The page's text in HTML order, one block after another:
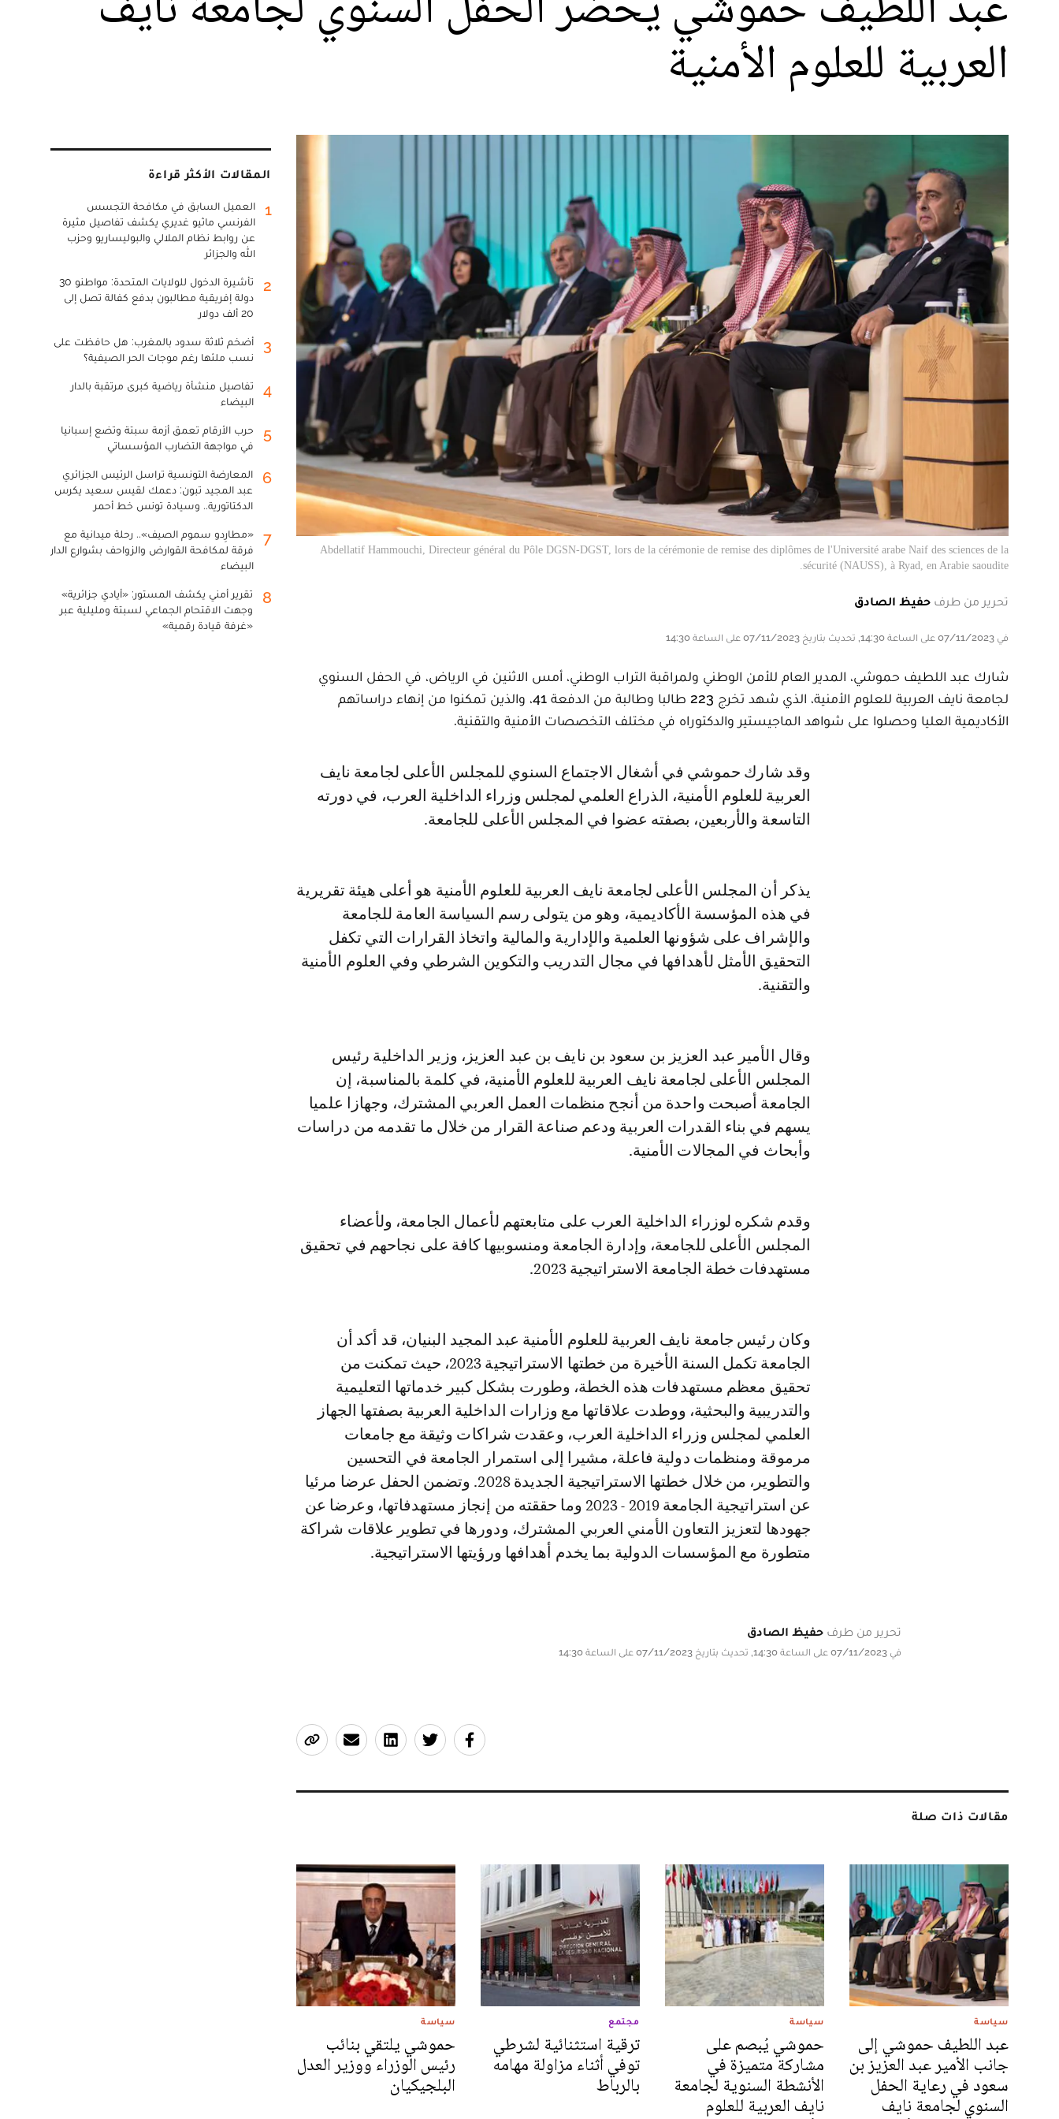
العربية للعلوم الأمنية
Abdellatif Hammouchi, Directeur général du Pôle DGSN-DGST, lors de la cérémonie de remise des diplômes de l'Université arabe Naif des sciences de la
sécurité (NAUSS), à Ryad, en Arabie saoudite.
تحرير من طرف حفيظ الصادق
في 07/11/2023 على الساعة 14:30, تحديث بتاريخ 07/11/2023 على الساعة 14:30
شارك عبد اللطيف حموشي، المدير العام للأمن الوطني ولمراقبة التراب الوطني، أمس الاثنين في الرياض، في الحفل السنوي
لجامعة نايف العربية للعلوم الأمنية، الذي شهد تخرج 223 طالبا وطالبة من الدفعة 41، والذين تمكنوا من إنهاء دراساتهم
الأكاديمية العليا وحصلوا على شواهد الماجيستير والدكتوراه في مختلف التخصصات الأمنية والتقنية.
وقد شارك حموشي في أشغال الاجتماع السنوي للمجلس الأعلى لجامعة نايف
العربية للعلوم الأمنية، الذراع العلمي لمجلس وزراء الداخلية العرب، في دورته
التاسعة والأربعين، بصفته عضوا في المجلس الأعلى للجامعة.
يذكر أن المجلس الأعلى لجامعة نايف العربية للعلوم الأمنية هو أعلى هيئة تقريرية
في هذه المؤسسة الأكاديمية، وهو من يتولى رسم السياسة العامة للجامعة
والإشراف على شؤونها العلمية والإدارية والمالية واتخاذ القرارات التي تكفل
التحقيق الأمثل لأهدافها في مجال التدريب والتكوين الشرطي وفي العلوم الأمنية
والتقنية.
وقال الأمير عبد العزيز بن سعود بن نايف بن عبد العزيز، وزير الداخلية رئيس
المجلس الأعلى لجامعة نايف العربية للعلوم الأمنية، في كلمة بالمناسبة، إن
الجامعة أصبحت واحدة من أنجح منظمات العمل العربي المشترك، وجهازا علميا
يسهم في بناء القدرات العربية ودعم صناعة القرار من خلال ما تقدمه من دراسات
وأبحاث في المجالات الأمنية.
وقدم شكره لوزراء الداخلية العرب على متابعتهم لأعمال الجامعة، ولأعضاء
المجلس الأعلى للجامعة، وإدارة الجامعة ومنسوبيها كافة على نجاحهم في تحقيق
مستهدفات خطة الجامعة الاستراتيجية 2023.
وكان رئيس جامعة نايف العربية للعلوم الأمنية عبد المجيد البنيان، قد أكد أن
الجامعة تكمل السنة الأخيرة من خطتها الاستراتيجية 2023، حيث تمكنت من
تحقيق معظم مستهدفات هذه الخطة، وطورت بشكل كبير خدماتها التعليمية
والتدريبية والبحثية، ووطدت علاقاتها مع وزارات الداخلية العربية بصفتها الجهاز
العلمي لمجلس وزراء الداخلية العرب، وعقدت شراكات وثيقة مع جامعات
مرموقة ومنظمات دولية فاعلة، مشيرا إلى استمرار الجامعة في التحسين
والتطوير، من خلال خطتها الاستراتيجية الجديدة 2028. وتضمن الحفل عرضا مرئيا
عن استراتيجية الجامعة 2019 - 2023 وما حققته من إنجاز مستهدفاتها، وعرضا عن
جهودها لتعزيز التعاون الأمني العربي المشترك، ودورها في تطوير علاقات شراكة
متطورة مع المؤسسات الدولية بما يخدم أهدافها ورؤيتها الاستراتيجية.
تحرير من طرف حفيظ الصادق
في 07/11/2023 على الساعة 14:30, تحديث بتاريخ 07/11/2023 على الساعة 14:30
مقالات ذات صلة
سياسة
عبد اللطيف حموشي إلى
جانب الأمير عبد العزيز بن
سعود في رعاية الحفل
السنوي لجامعة نايف
سياسة
حموشي يُبصم على
مشاركة متميزة في
الأنشطة السنوية لجامعة
نايف العربية للعلوم
مجتمع
ترقية استثنائية لشرطي
توفي أثناء مزاولة مهامه
بالرباط
سياسة
حموشي يلتقي بنائب
رئيس الوزراء ووزير العدل
البلجيكيان
المقالات الأكثر قراءة
1
العميل السابق في مكافحة التجسس
الفرنسي ماثيو غديري يكشف تفاصيل مثيرة
عن روابط نظام الملالي والبوليساريو وحزب
الله والجزائر
2
تأشيرة الدخول للولايات المتحدة: مواطنو 30
دولة إفريقية مطالبون بدفع كفالة تصل إلى
20 ألف دولار
3
أضخم ثلاثة سدود بالمغرب: هل حافظت على
نسب ملئها رغم موجات الحر الصيفية؟
4
تفاصيل منشأة رياضية كبرى مرتقبة بالدار
البيضاء
5
حرب الأرقام تعمق أزمة سبتة وتضع إسبانيا
في مواجهة التضارب المؤسساتي
6
المعارضة التونسية تراسل الرئيس الجزائري
عبد المجيد تبون: دعمك لقيس سعيد يكرس
الدكتاتورية.. وسيادة تونس خط أحمر
7
«مطارِدو سموم الصيف».. رحلة ميدانية مع
فرقة لمكافحة القوارض والزواحف بشوارع الدار
البيضاء
8
تقرير أمني يكشف المستور: «أيادي جزائرية»
وجهت الاقتحام الجماعي لسبتة ومليلية عبر
«غرفة قيادة رقمية»